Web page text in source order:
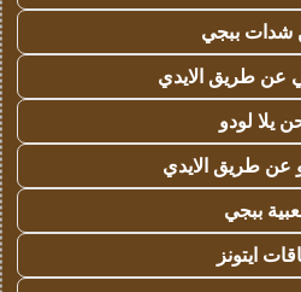
ببجي
عن طريق الايدي
يلا لودو
طريق الايدي
ببجي
ايتونز